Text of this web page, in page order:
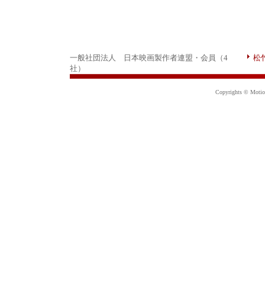
一般社団法人 日本映画製作者連盟・会員（4
社）
松
Copyrights ©